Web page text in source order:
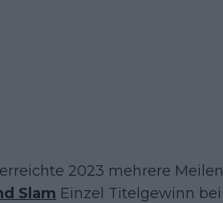
2023 mehrere
Slam Einzel Titelgewinn